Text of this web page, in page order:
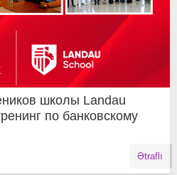
школы Landau
по банковскому
Ətraflı